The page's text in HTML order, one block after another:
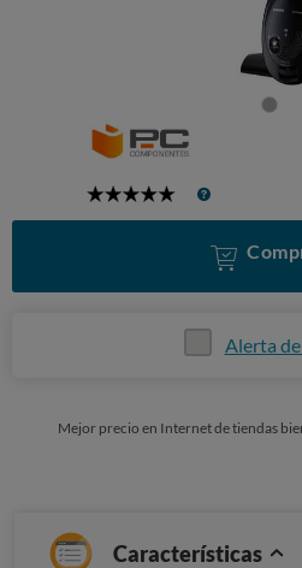
5
Alerta
Mejor precio en Internet de tiendas
Características